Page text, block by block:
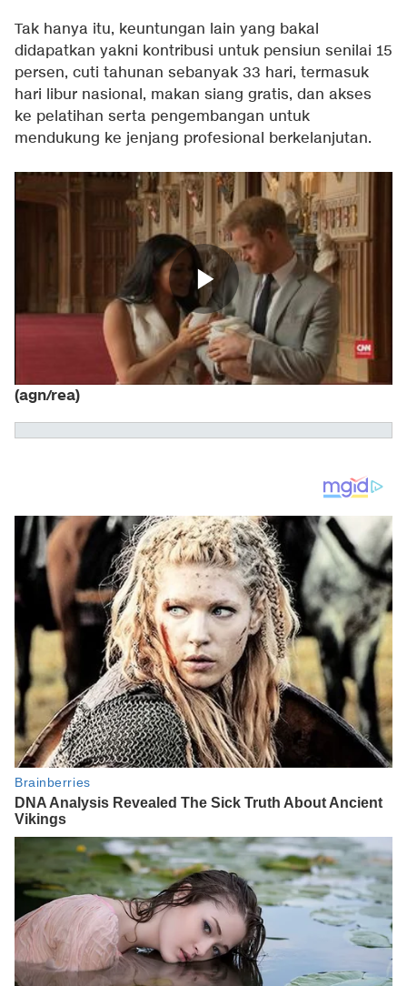
Tak hanya itu, keuntungan lain yang bakal
didapatkan yakni kontribusi untuk pensiun senilai 15
persen, cuti tahunan sebanyak 33 hari, termasuk
hari libur nasional, makan siang gratis, dan akses
ke pelatihan serta pengembangan untuk
mendukung ke jenjang profesional berkelanjutan.
(agn/rea)